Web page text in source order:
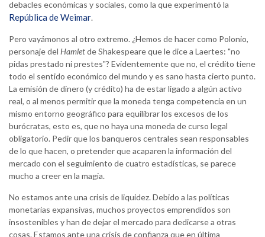
debacles económicas y sociales, como la que experimentó la
República de Weimar.
Pero vayámonos al otro extremo. ¿Hemos de hacer como Polonio,
personaje del Hamletde Shakespeare que le dice a Laertes: "no
pidas prestado ni prestes"? Evidentemente que no, el crédito tiene
todo el sentido económico del mundo y es sano hasta cierto punto.
La emisión de dinero (y crédito) ha de estar ligado a algún activo
real, o al menos permitir que la moneda tenga competencia en un
mismo entorno geográfico para equilibrar los excesos de los
burócratas, esto es, que no haya una moneda de curso legal
obligatorio. Pedir que los banqueros centrales sean responsables
de lo que hacen, o pretender que acaparen la información del
mercado con el seguimiento de cuatro estadísticas, se parece
mucho a creer en la magia.
No estamos ante una crisis de liquidez. Debido a las políticas
monetarias expansivas, muchos proyectos emprendidos son
insostenibles y han de dejar el mercado para dedicarse a otras
cosas. Estamos ante una crisis de confianza que en última